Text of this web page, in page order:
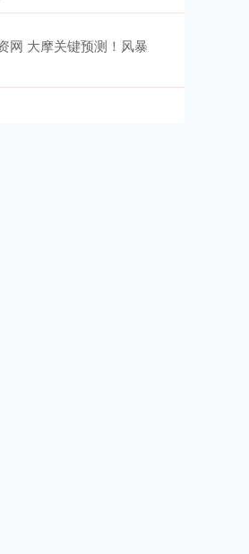
网 大摩关键预测！风暴